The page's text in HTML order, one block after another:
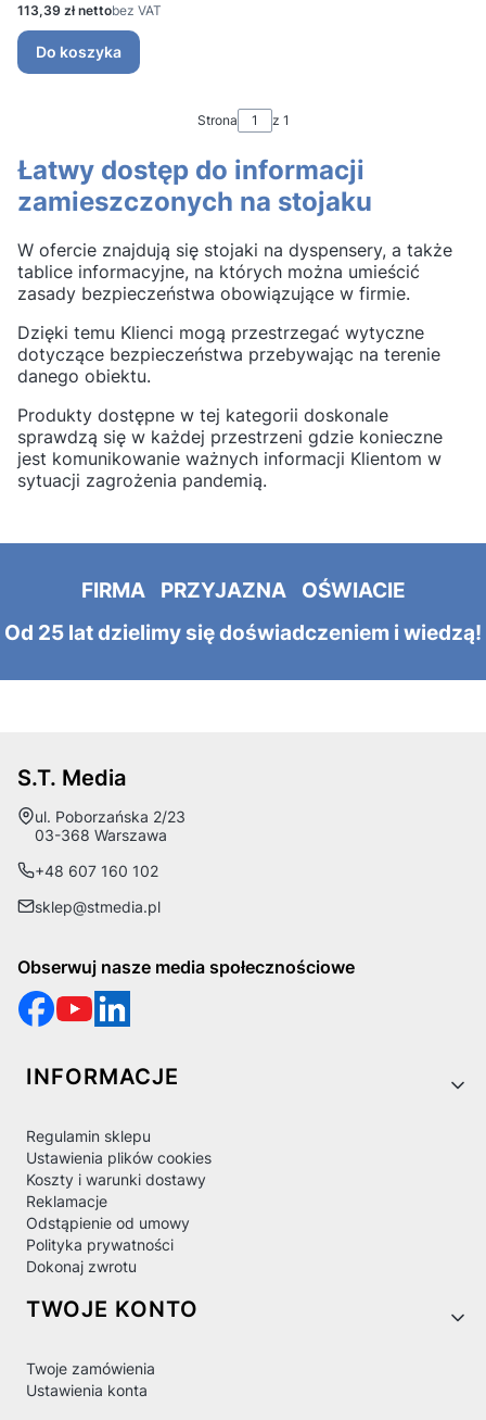
Cena
113,39 zł bez VAT
Do koszyka
Strona z 1
Łatwy dostęp do informacji
zamieszczonych na stojaku
W ofercie znajdują się stojaki na dyspensery, a także
tablice informacyjne, na których można umieścić
zasady bezpieczeństwa obowiązujące w firmie.
Dzięki temu Klienci mogą przestrzegać wytyczne
dotyczące bezpieczeństwa przebywając na terenie
danego obiektu.
Produkty dostępne w tej kategorii doskonale
sprawdzą się w każdej przestrzeni gdzie konieczne
jest komunikowanie ważnych informacji Klientom w
sytuacji zagrożenia pandemią.
FIRMA PRZYJAZNA OŚWIACIE
Od 25 lat dzielimy się doświadczeniem i wiedzą!
S.T. Media
Adres:
ul. Poborzańska 2/23
03-368 Warszawa
+48 607 160 102
sklep@stmedia.pl
Obserwuj nasze media społecznościowe
Linki w stopce
INFORMACJE
Regulamin sklepu
Ustawienia plików cookies
Koszty i warunki dostawy
Reklamacje
Odstąpienie od umowy
Polityka prywatności
Dokonaj zwrotu
TWOJE KONTO
Twoje zamówienia
Ustawienia konta